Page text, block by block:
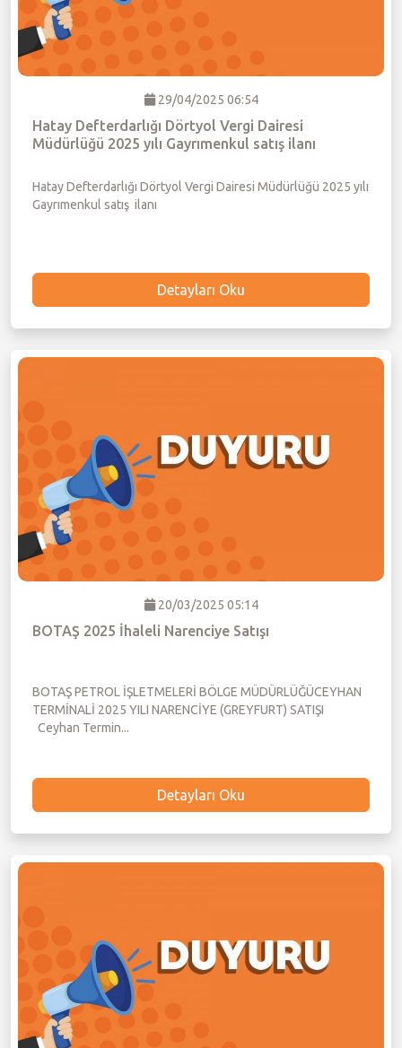
29/04/2025 06:54
Hatay Defterdarlığı Dörtyol Vergi Dairesi
Müdürlüğü 2025 yılı Gayrımenkul satış ilanı
Hatay Defterdarlığı Dörtyol Vergi Dairesi Müdürlüğü 2025 yılı
Gayrımenkul satış ilanı
Detayları Oku
20/03/2025 05:14
BOTAŞ 2025 İhaleli Narenciye Satışı
BOTAŞ PETROL İŞLETMELERİ BÖLGE MÜDÜRLÜĞÜCEYHAN
TERMİNALİ 2025 YILI NARENCİYE (GREYFURT) SATIŞI
Ceyhan Termin...
Detayları Oku